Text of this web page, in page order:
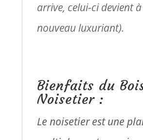
arrive, celui-ci devient à
nouveau luxuriant).
Bienfaits du
Noisetier :
Le noisetier est une